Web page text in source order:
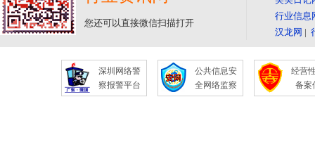
您还可以直接微信扫描打开
行业信息
汉龙网 |
深圳网络警
察报警平台
公共信息安
全网络监察
经营
备案